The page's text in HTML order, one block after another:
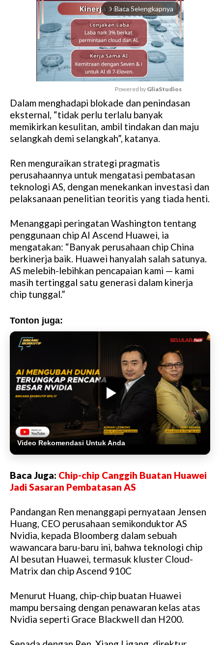
arrow_forward_ios Baca Selengkapnya
M
u
t
e
Powered by GliaStudios
Dalam menghadapi blokade dan penindasan
eksternal, “tidak perlu terlalu banyak
memikirkan kesulitan, ambil tindakan dan maju
selangkah demi selangkah”, katanya.
Ren menguraikan strategi pragmatis
perusahaannya untuk mengatasi pembatasan
teknologi AS, dengan menekankan investasi dan
pelaksanaan penelitian teoritis yang tiada henti.
Menanggapi peringatan Washington tentang
penggunaan chip AI Ascend Huawei, ia
mengatakan: “Banyak perusahaan chip China
berkinerja baik. Huawei hanyalah salah satunya.
AS melebih-lebihkan pencapaian kami — kami
masih tertinggal satu generasi dalam kinerja
chip tunggal.”
Tonton juga:
Video Rekomendasi Untuk Anda
Baca Juga: Chip-chip Canggih Buatan Huawei
Jadi Sasaran Pembatasan AS
Pandangan Ren menanggapi pernyataan Jensen
Huang, CEO perusahaan semikonduktor AS
Nvidia, kepada Bloomberg dalam sebuah
wawancara baru-baru ini, bahwa teknologi chip
AI besutan Huawei, termasuk kluster Cloud-
Matrix dan chip Ascend 910C
Menurut Huang, chip-chip buatan Huawei
mampu bersaing dengan penawaran kelas atas
Nvidia seperti Grace Blackwell dan H200.